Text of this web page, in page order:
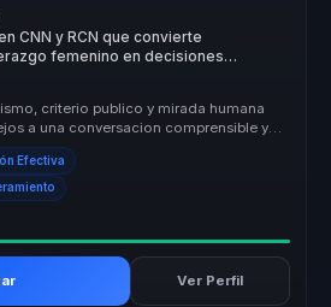
CNN y RCN que convierte
femenino en decisiones
criterio publico y mirada humana
a una conversacion comprensible y
Efectiva
Ver Perfil